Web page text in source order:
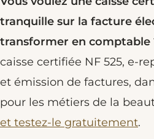
tranquille sur la facture
transformer en comptable
caisse certifiée NF 525, e-
et émission de factures,
pour les métiers de la
et testez-le gratuitement.